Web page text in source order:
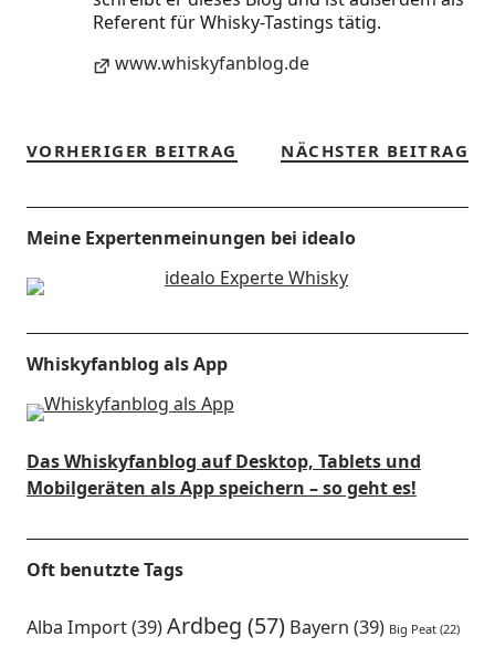
Referent für Whisky-Tastings tätig.
www.whiskyfanblog.de
VORHERIGER BEITRAG NÄCHSTER BEITRAG
Meine Expertenmeinungen bei idealo
Whiskyfanblog als App
Das Whiskyfanblog auf Desktop, Tablets und
Mobilgeräten als App speichern – so geht es!
Oft benutzte Tags
Alba Import(39)Ardbeg (57) Bayern (39) Big Peat(22)